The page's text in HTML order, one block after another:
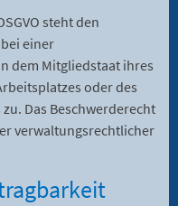
steht den
einer
dem Mitgliedstaat ihres
oder des
Das Beschwerderecht
verwaltungsrechtlicher